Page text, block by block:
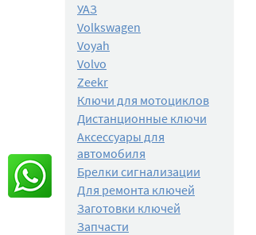
УАЗ
Volkswagen
Voyah
Volvo
Zeekr
Ключи для мотоциклов
Дистанционные ключи
Аксессуары для
автомобиля
Брелки сигнализации
Для ремонта ключей
Заготовки ключей
Запчасти